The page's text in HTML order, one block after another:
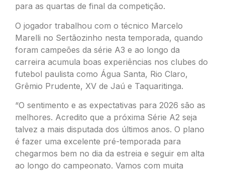
para as quartas de final da competição.
O jogador trabalhou com o técnico Marcelo
Marelli no Sertãozinho nesta temporada, quando
foram campeões da série A3 e ao longo da
carreira acumula boas experiências nos clubes do
futebol paulista como Água Santa, Rio Claro,
Grêmio Prudente, XV de Jaú e Taquaritinga.
“O sentimento e as expectativas para 2026 são as
melhores. Acredito que a próxima Série A2 seja
talvez a mais disputada dos últimos anos. O plano
é fazer uma excelente pré-temporada para
chegarmos bem no dia da estreia e seguir em alta
ao longo do campeonato. Vamos com muita